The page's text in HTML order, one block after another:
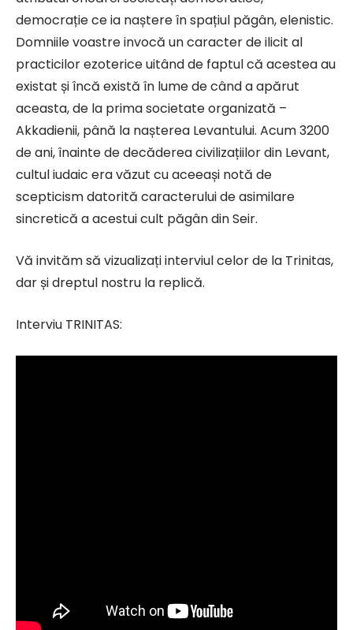
democrație ce ia naștere în spațiul păgân, elenistic.
Domniile voastre invocă un caracter de ilicit al
practicilor ezoterice uitând de faptul că acestea au
existat și încă există în lume de când a apărut
aceasta, de la prima societate organizată –
Akkadienii, până la nașterea Levantului. Acum 3200
de ani, înainte de decăderea civilizațiilor din Levant,
cultul iudaic era văzut cu aceeași notă de
scepticism datorită caracterului de asimilare
sincretică a acestui cult păgân din Seir.
Vă invităm să vizualizați interviul celor de la Trinitas,
dar și dreptul nostru la replică.
Interviu TRINITAS: